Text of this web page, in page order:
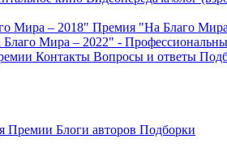
Мира – 2018" Премия "На Благо
Мира – 2022" -
Контакты Вопросы и ответы
Премии Блоги авторов Подборки